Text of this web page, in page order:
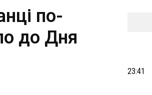
по-
до Дня
23:41